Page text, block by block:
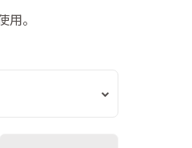
。